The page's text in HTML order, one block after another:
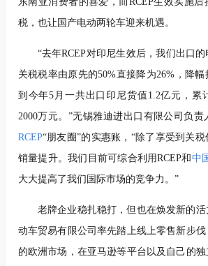
税，也让国产电动两轮车迎来机遇。
“去年RCEP对印尼生效后，我们出口
关税税率由原先的50%直接降为26%，降
到今年5月一共出口印尼货值1.2亿元，累
2000万元。”无锡雅迪进出口有限公司负责
RCEP“朋友圈”的实惠账，“除了享受到关
销量提升。我们目前可综合利用RCEP和 中
大大提高了我们国际市场的竞争力。”
老牌企业稳扎稳打，但也在焕发新的
动车贸易有限公司率先踏上线上零售新步
的欧洲市场，在亚马逊等平台以及自己的